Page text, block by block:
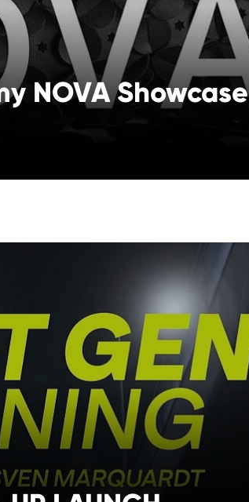
NOVA Showcase